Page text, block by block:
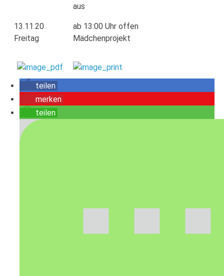
aus
13.11.20
Freitag
ab 13:00 Uhr offen
Mädchenprojekt
teilen
merken
teilen